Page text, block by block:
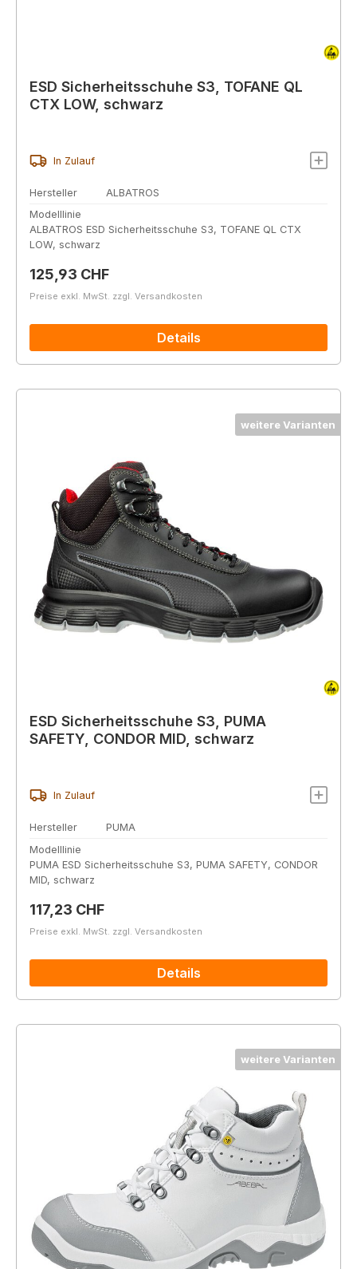
ESD Sicherheitsschuhe S3, TOFANE QL
CTX LOW, schwarz
In Zulauf
Hersteller
ALBATROS
Modelllinie
ALBATROS ESD Sicherheitsschuhe S3, TOFANE QL CTX
LOW, schwarz
Regulärer Preis:
125,93 CHF
Preise exkl. MwSt. zzgl. Versandkosten
Details
weitere Varianten
ESD Sicherheitsschuhe S3, PUMA
SAFETY, CONDOR MID, schwarz
In Zulauf
Hersteller
PUMA
Modelllinie
PUMA ESD Sicherheitsschuhe S3, PUMA SAFETY, CONDOR
MID, schwarz
Regulärer Preis:
117,23 CHF
Preise exkl. MwSt. zzgl. Versandkosten
Details
weitere Varianten